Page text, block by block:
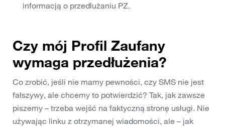
informacją o przedłużaniu PZ.
Czy mój Profil Zaufany
wymaga przedłużenia?
Co zrobić, jeśli nie mamy pewności, czy SMS nie jest
fałszywy, ale chcemy to potwierdzić? Tak, jak zawsze
piszemy – trzeba wejść na faktyczną stronę usługi. Nie
używając linku z otrzymanej wiadomości, ale – jak